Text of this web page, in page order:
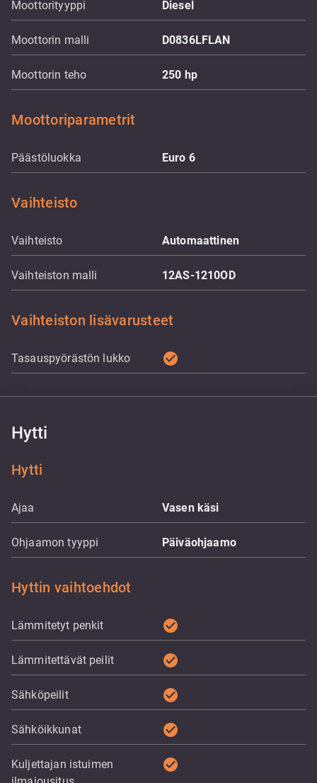
Moottorityyppi Diesel
Moottorin malli D0836LFLAN
Moottorin teho 250 hp
Moottoriparametrit
Päästöluokka Euro 6
Vaihteisto
Vaihteisto Automaattinen
Vaihteiston malli 12AS-1210OD
Vaihteiston lisävarusteet
Tasauspyörästön lukko check_circle
Hytti
Hytti
Ajaa Vasen käsi
Ohjaamon tyyppi Päiväohjaamo
Hyttin vaihtoehdot
Lämmitetyt penkit check_circle
Lämmitettävät peilit check_circle
Sähköpeilit check_circle
Sähköikkunat check_circle
Kuljettajan istuimen
check_circle